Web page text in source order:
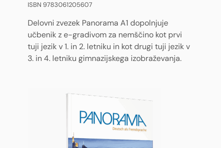
ISBN 9783061205607
Delovni zvezek Panorama A1 dopolnjuje
učbenik z e-gradivom za nemščino kot prvi
tuji jezik v 1. in 2. letniku in kot drugi tuji jezik v
3. in 4. letniku gimnazijskega izobraževanja.